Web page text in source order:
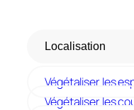
Filtre des projets
Sélectionnez
Sélectionnez le
Végétaliser les
Végétaliser les